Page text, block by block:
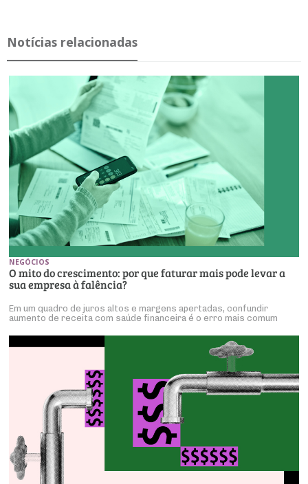
Notícias relacionadas
NEGÓCIOS
O mito do crescimento: por que faturar mais pode levar a
sua empresa à falência?
Em um quadro de juros altos e margens apertadas, confundir
aumento de receita com saúde financeira é o erro mais comum